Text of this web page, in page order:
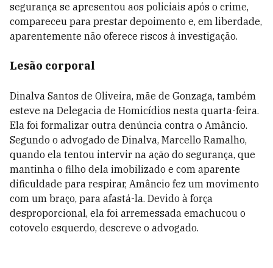
segurança se apresentou aos policiais após o crime,
compareceu para prestar depoimento e, em liberdade,
aparentemente não oferece riscos à investigação.
Lesão corporal
Dinalva Santos de Oliveira, mãe de Gonzaga, também
esteve na Delegacia de Homicídios nesta quarta-feira.
Ela foi formalizar outra denúncia contra o Amâncio.
Segundo o advogado de Dinalva, Marcello Ramalho,
quando ela tentou intervir na ação do segurança, que
mantinha o filho dela imobilizado e com aparente
dificuldade para respirar, Amâncio fez um movimento
com um braço, para afastá-la. Devido à força
desproporcional, ela foi arremessada emachucou o
cotovelo esquerdo, descreve o advogado.